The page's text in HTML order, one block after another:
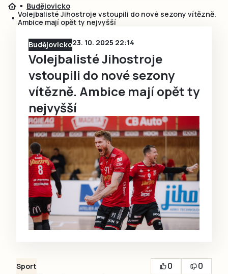
Přihlásit se přes Facebook
Ještě nemám účet, chci se
Budějovicko
Volejbalisté Jihostroje vstoupili do nové sezony vítězně.
Ambice mají opět ty nejvyšší
Budějovicko23. 10. 2025 22:14
Volejbalisté Jihostroje
vstoupili do nové sezony
vítězně. Ambice mají opět ty
nejvyšší
Sport 0
0